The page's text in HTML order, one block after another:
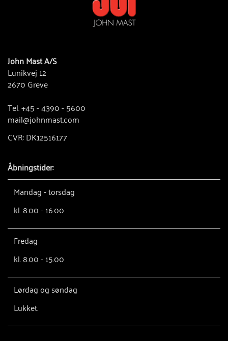
John Mast A/S
Lunikvej 12
2670 Greve
Tel. +45 - 4390 - 5600
mail@johnmast.com
CVR: DK12516177
Åbningstider:
Mandag - torsdag
kl. 8.00 - 16.00
Fredag
kl. 8.00 - 15.00
Lørdag og søndag
Lukket.